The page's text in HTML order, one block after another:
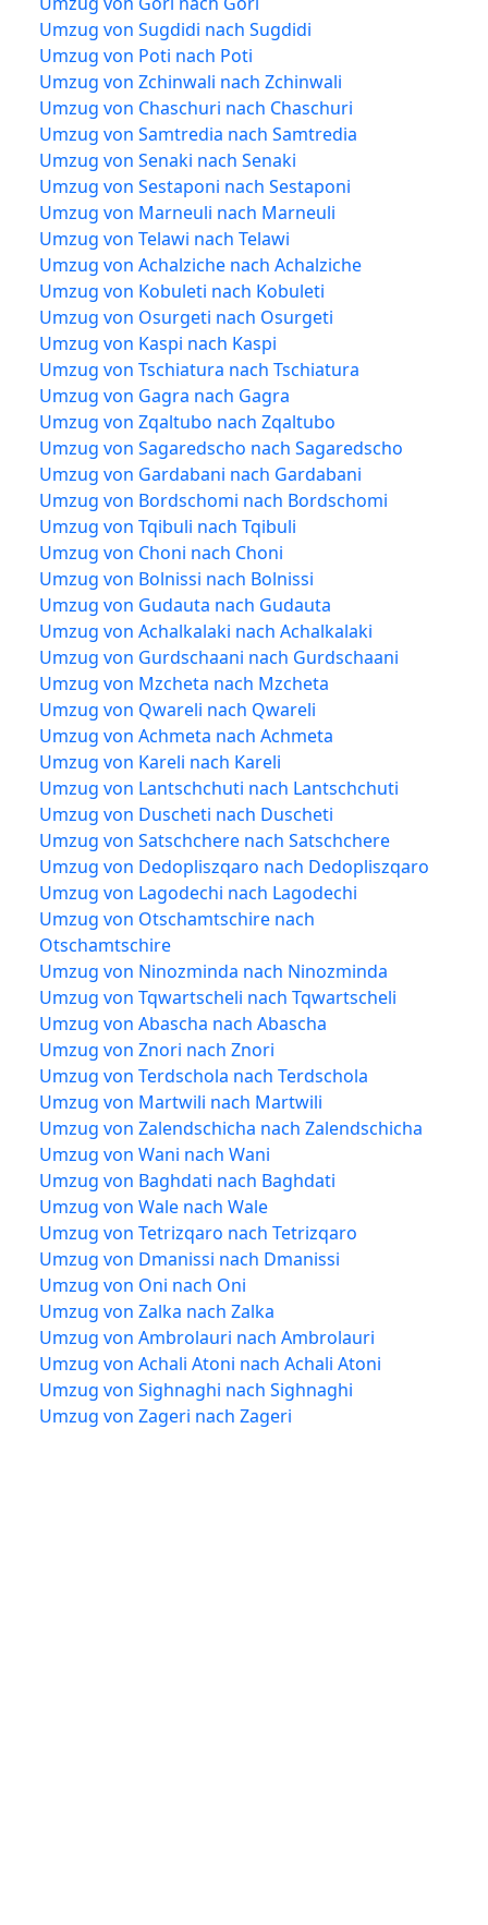
Umzug von Sugdidi nach Sugdidi
Umzug von Poti nach Poti
Umzug von Zchinwali nach Zchinwali
Umzug von Chaschuri nach Chaschuri
Umzug von Samtredia nach Samtredia
Umzug von Senaki nach Senaki
Umzug von Sestaponi nach Sestaponi
Umzug von Marneuli nach Marneuli
Umzug von Telawi nach Telawi
Umzug von Achalziche nach Achalziche
Umzug von Kobuleti nach Kobuleti
Umzug von Osurgeti nach Osurgeti
Umzug von Kaspi nach Kaspi
Umzug von Tschiatura nach Tschiatura
Umzug von Gagra nach Gagra
Umzug von Zqaltubo nach Zqaltubo
Umzug von Sagaredscho nach Sagaredscho
Umzug von Gardabani nach Gardabani
Umzug von Bordschomi nach Bordschomi
Umzug von Tqibuli nach Tqibuli
Umzug von Choni nach Choni
Umzug von Bolnissi nach Bolnissi
Umzug von Gudauta nach Gudauta
Umzug von Achalkalaki nach Achalkalaki
Umzug von Gurdschaani nach Gurdschaani
Umzug von Mzcheta nach Mzcheta
Umzug von Qwareli nach Qwareli
Umzug von Achmeta nach Achmeta
Umzug von Kareli nach Kareli
Umzug von Lantschchuti nach Lantschchuti
Umzug von Duscheti nach Duscheti
Umzug von Satschchere nach Satschchere
Umzug von Dedopliszqaro nach Dedopliszqaro
Umzug von Lagodechi nach Lagodechi
Umzug von Otschamtschire nach
Otschamtschire
Umzug von Ninozminda nach Ninozminda
Umzug von Tqwartscheli nach Tqwartscheli
Umzug von Abascha nach Abascha
Umzug von Znori nach Znori
Umzug von Terdschola nach Terdschola
Umzug von Martwili nach Martwili
Umzug von Zalendschicha nach Zalendschicha
Umzug von Wani nach Wani
Umzug von Baghdati nach Baghdati
Umzug von Wale nach Wale
Umzug von Tetrizqaro nach Tetrizqaro
Umzug von Dmanissi nach Dmanissi
Umzug von Oni nach Oni
Umzug von Zalka nach Zalka
Umzug von Ambrolauri nach Ambrolauri
Umzug von Achali Atoni nach Achali Atoni
Umzug von Sighnaghi nach Sighnaghi
Umzug von Zageri nach Zageri